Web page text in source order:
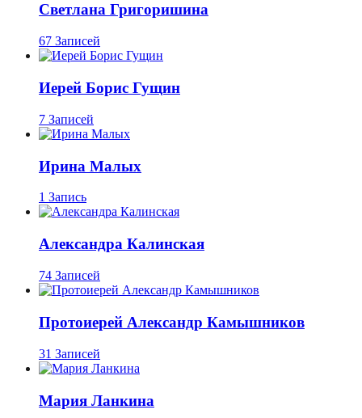
Светлана Григоришина
67 Записей
Иерей Борис Гущин
7 Записей
Ирина Малых
1 Запись
Александра Калинская
74 Записей
Протоиерей Александр Камышников
31 Записей
Мария Ланкина